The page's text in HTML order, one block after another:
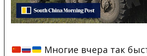
Многие вчера так